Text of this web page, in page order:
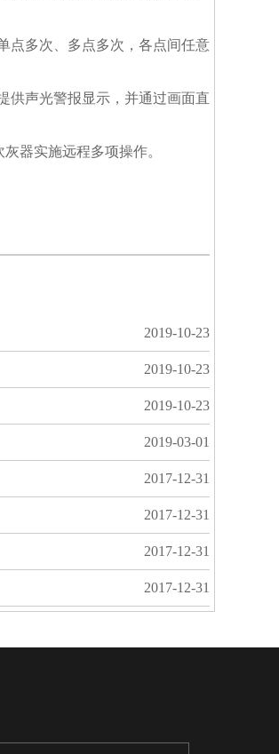
点多次、多点多次，各点间任意
供声光警报显示，并通过画面直
器实施远程多项操作。
2019-10-23
2019-10-23
2019-10-23
2019-03-01
2017-12-31
2017-12-31
2017-12-31
2017-12-31